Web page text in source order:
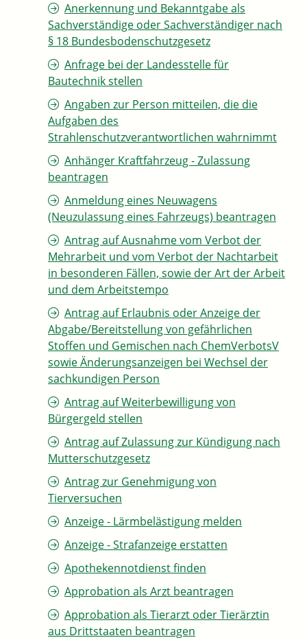
Anerkennung und Bekanntgabe als
Sachverständige oder Sachverständiger nach
§ 18 Bundesbodenschutzgesetz
Anfrage bei der Landesstelle für
Bautechnik stellen
Angaben zur Person mitteilen, die die
Aufgaben des
Strahlenschutzverantwortlichen wahrnimmt
Anhänger Kraftfahrzeug - Zulassung
beantragen
Anmeldung eines Neuwagens
(Neuzulassung eines Fahrzeugs) beantragen
Antrag auf Ausnahme vom Verbot der
Mehrarbeit und vom Verbot der Nachtarbeit
in besonderen Fällen, sowie der Art der Arbeit
und dem Arbeitstempo
Antrag auf Erlaubnis oder Anzeige der
Abgabe/Bereitstellung von gefährlichen
Stoffen und Gemischen nach ChemVerbotsV
sowie Änderungsanzeigen bei Wechsel der
sachkundigen Person
Antrag auf Weiterbewilligung von
Bürgergeld stellen
Antrag auf Zulassung zur Kündigung nach
Mutterschutzgesetz
Antrag zur Genehmigung von
Tierversuchen
Anzeige - Lärmbelästigung melden
Anzeige - Strafanzeige erstatten
Apothekennotdienst finden
Approbation als Arzt beantragen
Approbation als Tierarzt oder Tierärztin
aus Drittstaaten beantragen